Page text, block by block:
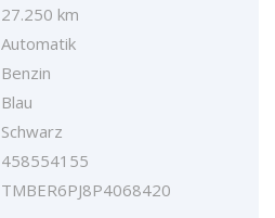
27.250 km
Automatik
Benzin
Blau
Schwarz
458554155
TMBER6PJ8P4068420